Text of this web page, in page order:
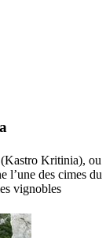
(Kastro Kritinia), ou
l’une des cimes du
vignobles